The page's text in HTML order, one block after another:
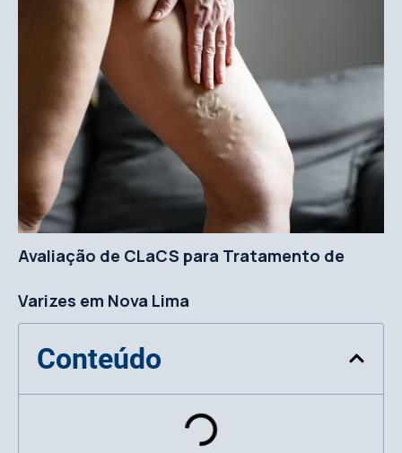
Avaliação de CLaCS para Tratamento de
Varizes em Nova Lima
Conteúdo